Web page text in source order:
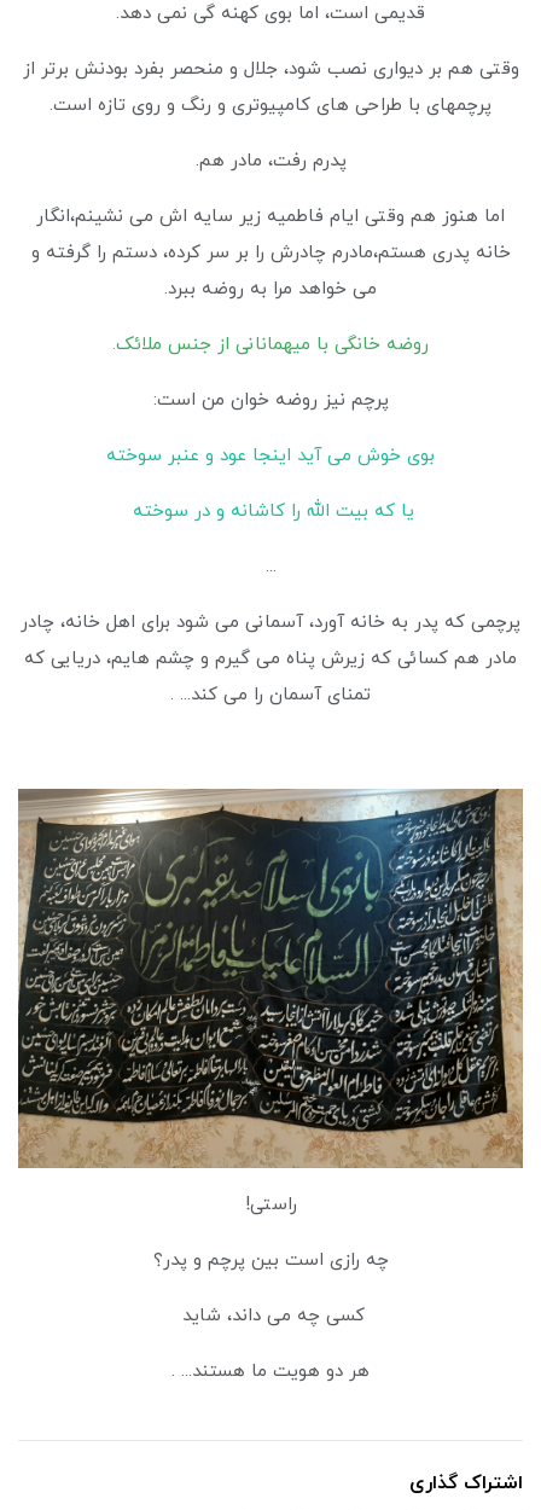
قدیمی است، اما بوی کهنه گی نمی دهد.
وقتی هم بر دیواری نصب شود، جلال و منحصر بفرد بودنش برتر از
پرچمهای با طراحی های کامپیوتری و رنگ و روی تازه است.
پدرم رفت، مادر هم.
اما هنوز هم وقتی ایام فاطمیه زیر سایه اش می نشینم،انگار
خانه پدری هستم،مادرم چادرش را بر سر کرده، دستم را گرفته و
می خواهد مرا به روضه ببرد.
روضه خانگی با میهمانانی از جنس ملائک.
پرچم نیز روضه خوان من است:
بوی خوش می آید اینجا عود و عنبر سوخته
یا که بیت الله را کاشانه و در سوخته
...
پرچمی که پدر به خانه آورد، آسمانی می شود برای اهل خانه، چادر
مادر هم کسائی که زیرش پناه می گیرم و چشم هایم، دریایی که
تمنای آسمان را می کند... .
راستی!
چه رازی است بین پرچم و پدر؟
کسی چه می داند، شاید
هر دو هویت ما هستند... .
اشتراک گذاری